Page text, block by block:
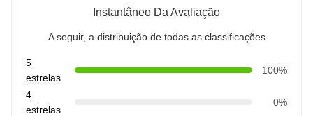
Instantâneo Da Avaliação
A seguir, a distribuição de todas as classificações
5
estrelas
100%
4
estrelas
0%